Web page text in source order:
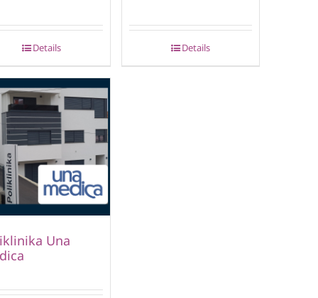
Details Details
Una